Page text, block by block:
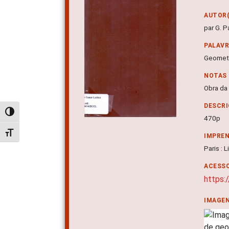
Alternar alto contraste
Alternar tamanho da fonte
par G.
NOTAS
Obra
470p
Paris :